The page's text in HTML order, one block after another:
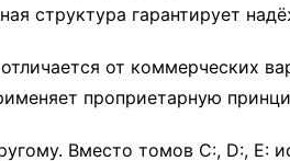
структура гарантирует
от коммерческих
проприетарную
Вместо томов C:, D:, E: